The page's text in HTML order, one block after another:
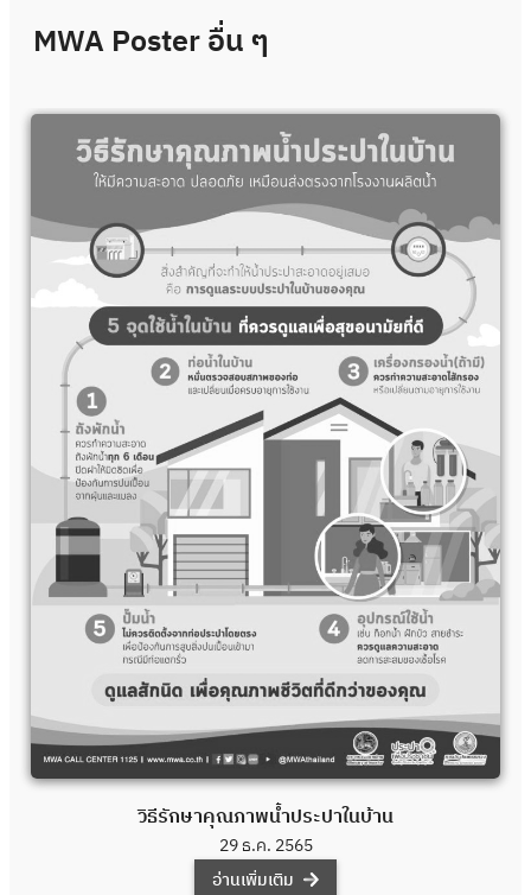
MWA Posterอื่น ๆ
วิธีรักษาคุณภาพน้ำประปาในบ้าน
29 ธ.ค. 2565
อ่านเพิ่มเติม